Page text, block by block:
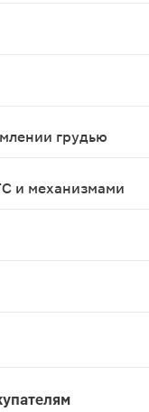
грудью
и механизмами